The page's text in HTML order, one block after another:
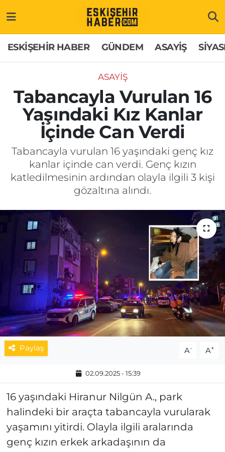
ESKİŞEHİR HABER GÜNDEM ASAYİŞ
ASAYİŞ
Tabancayla Vurulan 16
Yaşındaki Kız Kanlar
İçinde Can Verdi
Tabancayla vurulan 16 yaşındaki genç kız
kanlar içinde can verdi. Genç kızın
katledilmesinin ardından olayla ilgili 3 kişi
gözaltına alındı.
Paylaş A- A+
02.09.2025 - 15:39
16 yaşındaki Hiranur Nilgün A., park
halindeki bir araçta tabancayla vurularak
yaşamını yitirdi. Olayla ilgili aralarında
genç kızın erkek arkadaşının da
GÜNDEM
ASAYİŞ
SİYASET
EKONOMİ
SAĞLIK
SPOR
MAGAZİN
ESKİŞEHİRSPOR
Hakkımızda
İletişim
Künye
Odunpazarı Trafik Yoğunluk Haritası
Süper Lig Puan Durumu ve Fikstür
Tüm Manşetler
Son Dakika Haberleri
Haber Arşivi